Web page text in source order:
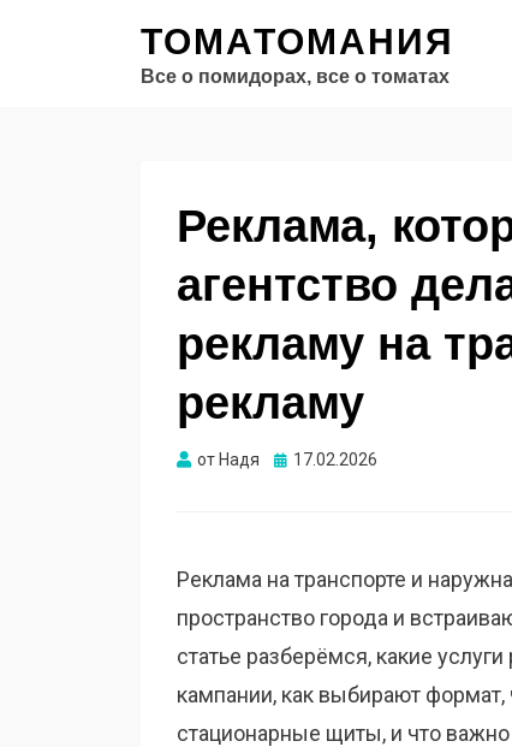
ТОМАТОМАНИЯ
Все о помидорах, все о томатах
Реклама,
агентство
рекламу на
рекламу
от Надя Опубликовано
17.02.2026
Реклама на транспорте и
пространство города и
статье разберёмся, какие
кампании, как выбирают
стационарные щиты, и что